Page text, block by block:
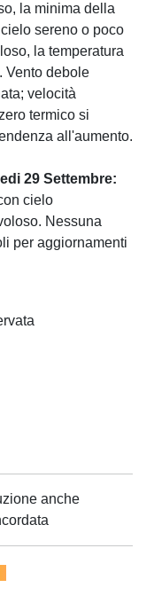
la minima della
sereno o poco
la temperatura
Vento debole
velocità
termico si
all'aumento.
29 Settembre:
cielo
Nessuna
per aggiornamenti
anche